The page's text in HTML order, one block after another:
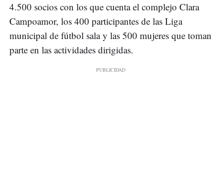
4.500 socios con los que cuenta el complejo Clara
Campoamor, los 400 participantes de las Liga
municipal de fútbol sala y las 500 mujeres que toman
parte en las actividades dirigidas.